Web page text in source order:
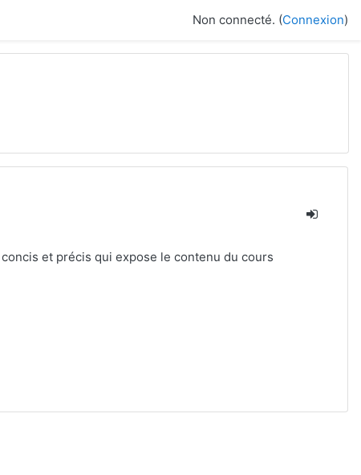
Non connecté. (Connexion)
et précis qui expose le contenu du cours